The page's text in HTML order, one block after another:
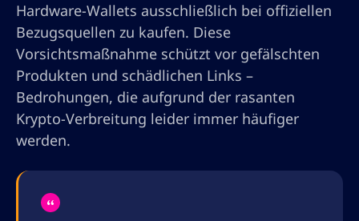
Hardware-Wallets ausschließlich bei offiziellen
Bezugsquellen zu kaufen. Diese
Vorsichtsmaßnahme schützt vor gefälschten
Produkten und schädlichen Links –
Bedrohungen, die aufgrund der rasanten
Krypto-Verbreitung leider immer häufiger
werden.